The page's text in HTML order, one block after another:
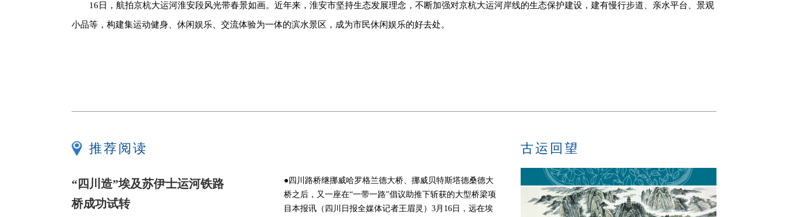
16日，航拍京杭大运河淮安段风光带春景如画。近年来，淮安市坚持生态发展理念，不断加强对京杭大运河岸线的生态保护建设，建有慢行步道、亲水平台、景观
小品等，构建集运动健身、休闲娱乐、交流体验为一体的滨水景区，成为市民休闲娱乐的好去处。
推荐阅读
“四川造”埃及苏伊士运河铁路
桥成功试转
●四川路桥继挪威哈罗格兰德大桥、挪威贝特斯塔德桑德大
桥之后，又一座在“一带一路”倡议助推下斩获的大型桥梁项
目本报讯（四川日报全媒体记者王眉灵）3月16日，远在埃
古运回望